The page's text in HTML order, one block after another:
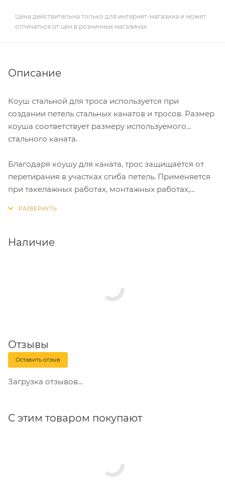
Цена действительна только для интернет-магазина и может
отличаться от цен в розничных магазинах
Описание
Коуш стальной для троса используется при
создании петель стальных канатов и тросов. Размер
коуша соответствует размеру используемого
стального каната.
Благодаря коушу для каната, трос защищается от
перетирания в участках сгиба петель. Применяется
при такелажных работах, монтажных работах,
Наличие
Отзывы
Оставить отзыв
Загрузка отзывов...
С этим товаром покупают